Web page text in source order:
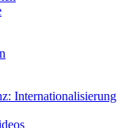
Internationalisierung